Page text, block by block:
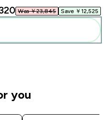
Was ￥23,845‎ Save ￥12,525‎
you